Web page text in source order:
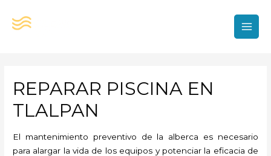
REPARAR PISCINA EN
TLALPAN
El mantenimiento preventivo de la alberca es necesario
para alargar la vida de los equipos y potenciar la eficacia de